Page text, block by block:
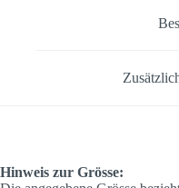
Hinweis zur Grösse: